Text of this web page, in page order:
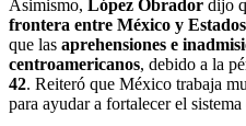
Asimismo, López Obrador dijo
frontera entre México y
que las aprehensiones e
centroamericanos, debido a la
42. Reiteró que México trabaja
para ayudar a fortalecer el sistema